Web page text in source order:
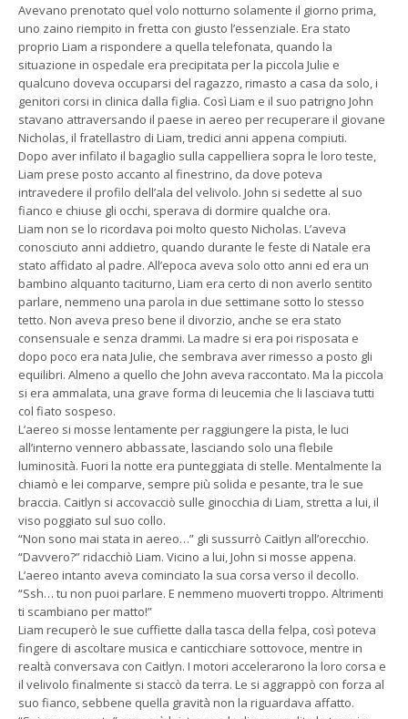
Avevano prenotato quel volo notturno solamente il giorno prima,
uno zaino riempito in fretta con giusto l’essenziale. Era stato
proprio Liam a rispondere a quella telefonata, quando la
situazione in ospedale era precipitata per la piccola Julie e
qualcuno doveva occuparsi del ragazzo, rimasto a casa da solo, i
genitori corsi in clinica dalla figlia. Così Liam e il suo patrigno John
stavano attraversando il paese in aereo per recuperare il giovane
Nicholas, il fratellastro di Liam, tredici anni appena compiuti.
Dopo aver infilato il bagaglio sulla cappelliera sopra le loro teste,
Liam prese posto accanto al finestrino, da dove poteva
intravedere il profilo dell’ala del velivolo. John si sedette al suo
fianco e chiuse gli occhi, sperava di dormire qualche ora.
Liam non se lo ricordava poi molto questo Nicholas. L’aveva
conosciuto anni addietro, quando durante le feste di Natale era
stato affidato al padre. All’epoca aveva solo otto anni ed era un
bambino alquanto taciturno, Liam era certo di non averlo sentito
parlare, nemmeno una parola in due settimane sotto lo stesso
tetto. Non aveva preso bene il divorzio, anche se era stato
consensuale e senza drammi. La madre si era poi risposata e
dopo poco era nata Julie, che sembrava aver rimesso a posto gli
equilibri. Almeno a quello che John aveva raccontato. Ma la piccola
si era ammalata, una grave forma di leucemia che li lasciava tutti
col fiato sospeso.
L’aereo si mosse lentamente per raggiungere la pista, le luci
all’interno vennero abbassate, lasciando solo una flebile
luminosità. Fuori la notte era punteggiata di stelle. Mentalmente la
chiamò e lei comparve, sempre più solida e pesante, tra le sue
braccia. Caitlyn si accovacciò sulle ginocchia di Liam, stretta a lui, il
viso poggiato sul suo collo.
“Non sono mai stata in aereo…” gli sussurrò Caitlyn all’orecchio.
“Davvero?” ridacchiò Liam. Vicino a lui, John si mosse appena.
L’aereo intanto aveva cominciato la sua corsa verso il decollo.
“Ssh… tu non puoi parlare. E nemmeno muoverti troppo. Altrimenti
ti scambiano per matto!”
Liam recuperò le sue cuffiette dalla tasca della felpa, così poteva
fingere di ascoltare musica e canticchiare sottovoce, mentre in
realtà conversava con Caitlyn. I motori accelerarono la loro corsa e
il velivolo finalmente si staccò da terra. Le si aggrappò con forza al
suo fianco, sebbene quella gravità non la riguardava affatto.